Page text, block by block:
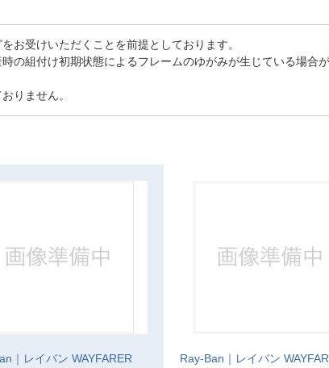
お受けいただくことを前提としております。
の組付け初期状態によるフレームのゆがみが生じている場
りません。
｜レイバン WAYFARER
Ray-Ban｜レイバン